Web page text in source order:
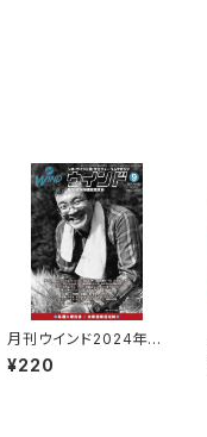
月刊ウインド2024年9
月号
¥220